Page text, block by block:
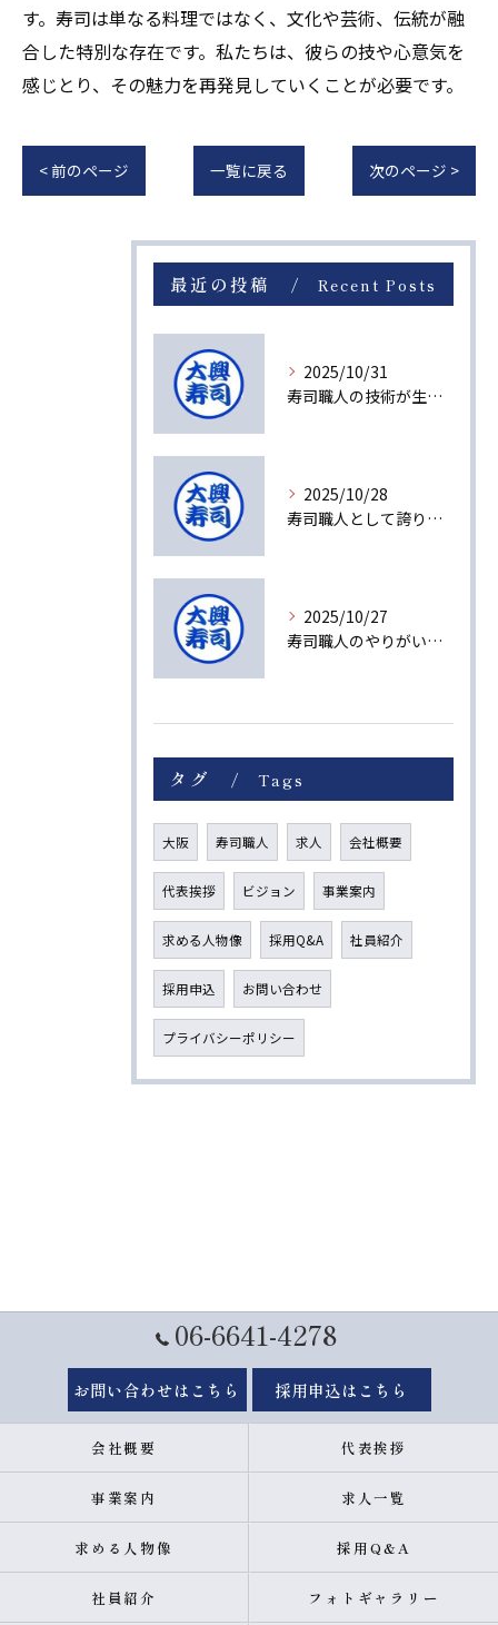
す。寿司は単なる料理ではなく、文化や芸術、伝統が融
合した特別な存在です。私たちは、彼らの技や心意気を
感じとり、その魅力を再発見していくことが必要です。
< 前のページ 一覧に戻る 次のページ >
最近の投稿 Recent Posts
2025/10/31
寿司職人の技術が生み出す感動の瞬間
2025/10/28
寿司職人として誇りを持てる理由とは
2025/10/27
寿司職人のやりがいと未来への成長ストーリー
タグ Tags
大阪 寿司職人 求人 会社概要
代表挨拶 ビジョン 事業案内
求める人物像 採用Q&A 社員紹介
採用申込 お問い合わせ
プライバシーポリシー
06-6641-4278
お問い合わせはこちら 採用申込はこちら
会社概要 代表挨拶
事業案内 求人一覧
求める人物像 採用Q&A
社員紹介 フォトギャラリー